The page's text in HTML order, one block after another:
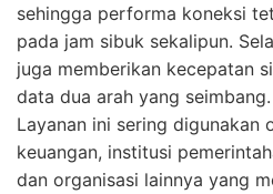
sehingga performa koneksi
pada jam sibuk sekalipun.
juga memberikan kecepatan
data dua arah yang seimbang.
Layanan ini sering digunakan
keuangan, institusi
dan organisasi lainnya yang